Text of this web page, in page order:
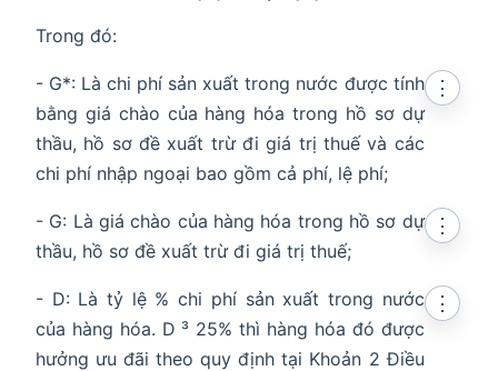
Trong đó:
- G*: Là chi phí sản xuất trong nước được tính
bằng giá chào của hàng hóa trong hồ sơ dự
thầu, hồ sơ đề xuất trừ đi giá trị thuế và các
chi phí nhập ngoại bao gồm cả phí, lệ phí;
⋮
- G: Là giá chào của hàng hóa trong hồ sơ dự
thầu, hồ sơ đề xuất trừ đi giá trị thuế;
⋮
- D: Là tỷ lệ % chi phí sản xuất trong nước
của hàng hóa. D ³ 25% thì hàng hóa đó được
hưởng ưu đãi theo quy định tại Khoản 2 Điều
⋮